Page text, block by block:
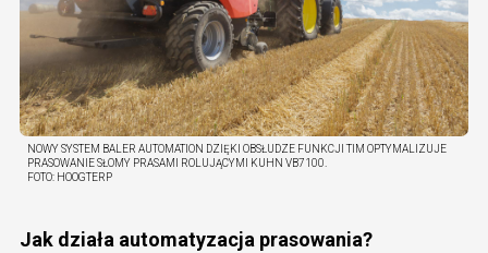
NOWY SYSTEM BALER AUTOMATION DZIĘKI OBSŁUDZE FUNKCJI TIM OPTYMALIZUJE
PRASOWANIE SŁOMY PRASAMI ROLUJĄCYMI KUHN VB7100.
FOTO: HOOGTERP
Jak działa automatyzacja prasowania?